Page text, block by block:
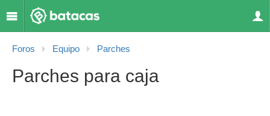
Foros Equipo Parches
Parches para caja